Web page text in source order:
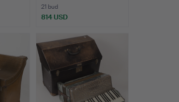
21 bud
814 USD